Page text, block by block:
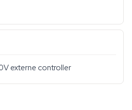
externe controller